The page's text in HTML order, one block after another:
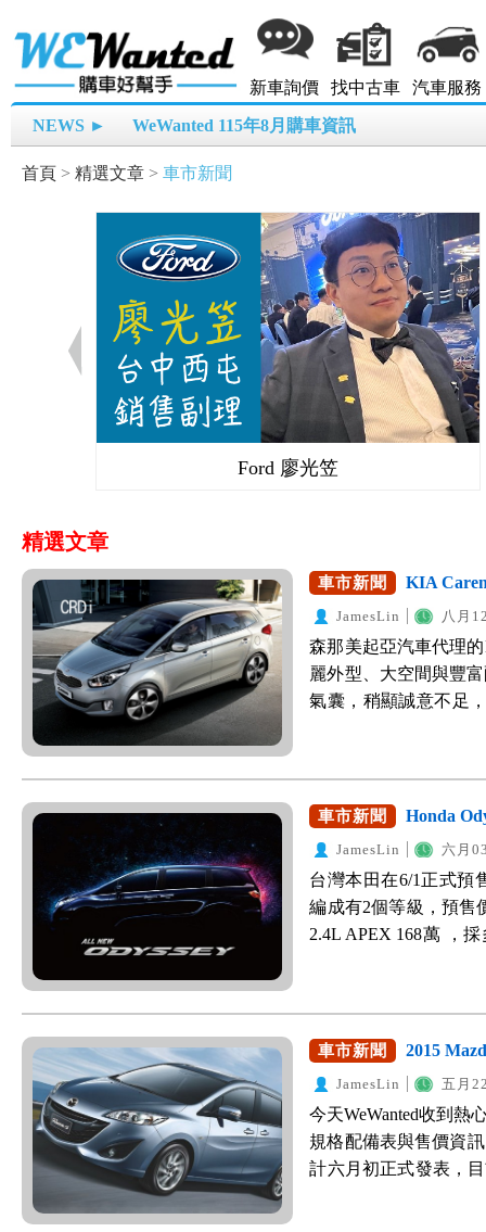
新車詢價 找中古車 汽車服務
NEWS ► WeWanted 115年8月購車資訊
首頁 > 精選文章 > 車市新聞
Ford 廖光笠
精選文章
車市新聞 KIA
JamesLin 八月
森那美起亞汽車代理
麗外型、大空間與豐
氣囊，稍顯誠意不足
編成有四個等級分別
於科技版以上皆配備
網友提供第一手資訊
尚未確定，將於9/8發
辭的安全氣囊數量，
安全氣囊，其他詳細
柴油MPV，相信能為
油版的車色與Carens
與金屬灰五色可供選
Carens柴油版上出現
汽油版的配備維持現
車市新聞 Honda
JamesLin 六月
台灣本田在6/1正式預
編成有2個等級，預售
2.4L APEX 168萬 ，
期台灣本田的銷售模
眾驚喜。 重點特色：
與操控性擄獲準消費
Odyssey在台灣的照
1.完整主被動安全配
要顧及到後座家人的
車市新聞 2015
JamesLin 五月
今天WeWanted收到熱
規格配備表與售價資
計六月初正式發表，